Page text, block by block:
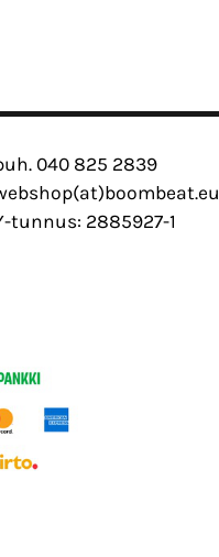
040 825 2839
tunnus: 2885927-1